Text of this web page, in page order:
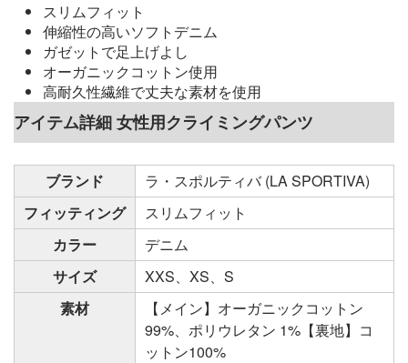
スリムフィット
伸縮性の高いソフトデニム
ガゼットで足上げよし
オーガニックコットン使用
高耐久性繊維で丈夫な素材を使用
アイテム詳細 女性用クライミングパンツ
ブランド
ラ・スポルティバ (LA SPORTIVA)
フィッティング
スリムフィット
カラー
デニム
サイズ
XXS、XS、S
素材
【メイン】オーガニックコットン
99%、ポリウレタン 1%【裏地】コ
ットン100%